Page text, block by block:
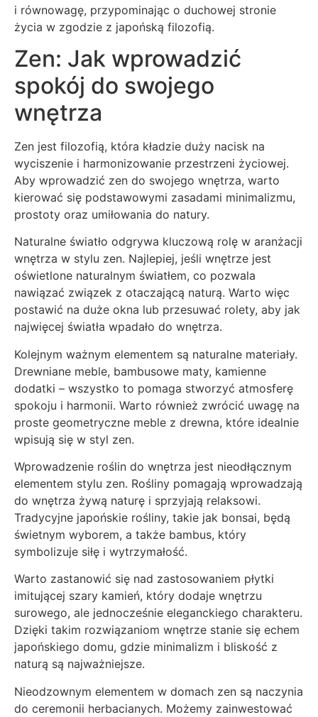
i równowagę, przypominając o duchowej stronie
życia w zgodzie z japońską filozofią.
Zen: Jak wprowadzić
spokój do swojego
wnętrza
Zen jest filozofią, która kładzie duży nacisk na
wyciszenie i harmonizowanie przestrzeni życiowej.
Aby wprowadzić zen do swojego wnętrza, warto
kierować się podstawowymi zasadami minimalizmu,
prostoty oraz umiłowania do natury.
Naturalne światło odgrywa kluczową rolę w aranżacji
wnętrza w stylu zen. Najlepiej, jeśli wnętrze jest
oświetlone naturalnym światłem, co pozwala
nawiązać związek z otaczającą naturą. Warto więc
postawić na duże okna lub przesuwać rolety, aby jak
najwięcej światła wpadało do wnętrza.
Kolejnym ważnym elementem są naturalne materiały.
Drewniane meble, bambusowe maty, kamienne
dodatki – wszystko to pomaga stworzyć atmosferę
spokoju i harmonii. Warto również zwrócić uwagę na
proste geometryczne meble z drewna, które idealnie
wpisują się w styl zen.
Wprowadzenie roślin do wnętrza jest nieodłącznym
elementem stylu zen. Rośliny pomagają wprowadzają
do wnętrza żywą naturę i sprzyjają relaksowi.
Tradycyjne japońskie rośliny, takie jak bonsai, będą
świetnym wyborem, a także bambus, który
symbolizuje siłę i wytrzymałość.
Warto zastanowić się nad zastosowaniem płytki
imitującej szary kamień, który dodaje wnętrzu
surowego, ale jednocześnie eleganckiego charakteru.
Dzięki takim rozwiązaniom wnętrze stanie się echem
japońskiego domu, gdzie minimalizm i bliskość z
naturą są najważniejsze.
Nieodzownym elementem w domach zen są naczynia
do ceremonii herbacianych. Możemy zainwestować